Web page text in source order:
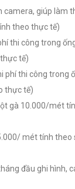
camera, giúp làm
theo thực tế)
thi công trong
tế)
phí thi công trong
thực tế)
gà 10.000/mét
mét tính theo
đầu ghi hình,